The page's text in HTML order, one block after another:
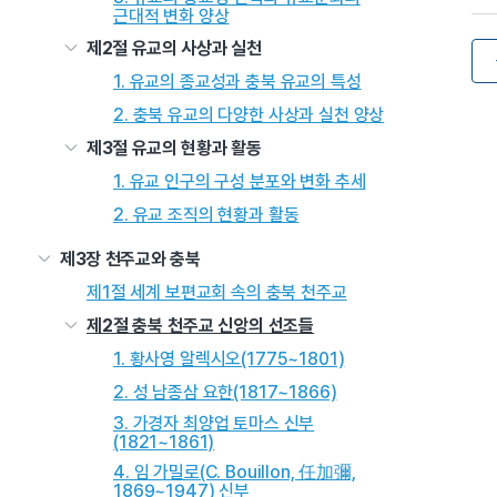
근대적 변화 양상
제2절 유교의 사상과 실천
1. 유교의 종교성과 충북 유교의 특성
2. 충북 유교의 다양한 사상과 실천 양상
제3절 유교의 현황과 활동
1. 유교 인구의 구성 분포와 변화 추세
2. 유교 조직의 현황과 활동
제3장 천주교와 충북
제1절 세계 보편교회 속의 충북 천주교
제2절 충북 천주교 신앙의 선조들
1. 황사영 알렉시오(1775~1801)
2. 성 남종삼 요한(1817~1866)
3. 가경자 최양업 토마스 신부
(1821~1861)
4. 임 가밀로(C. Bouillon, 任加彌,
1869~1947) 신부